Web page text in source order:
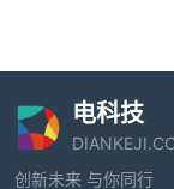
电科技
创新未来 与你同行